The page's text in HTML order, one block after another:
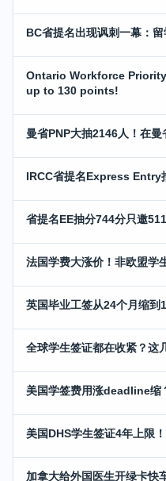
BC省提名出现讽刺一幕：
Ontario Workforce
up to 130 points!
曼省PNP大抽2146人！在
IRCC省提名Express Entry
省提名EE抽分744分只邀
法国学费大涨价！非欧盟学
英国毕业工签从24个月缩到
全球学生签证都在收紧？这
美国学签费用涨deadline缩
美国DHS学生签证4年上限
加拿大给外国医生开绿卡快